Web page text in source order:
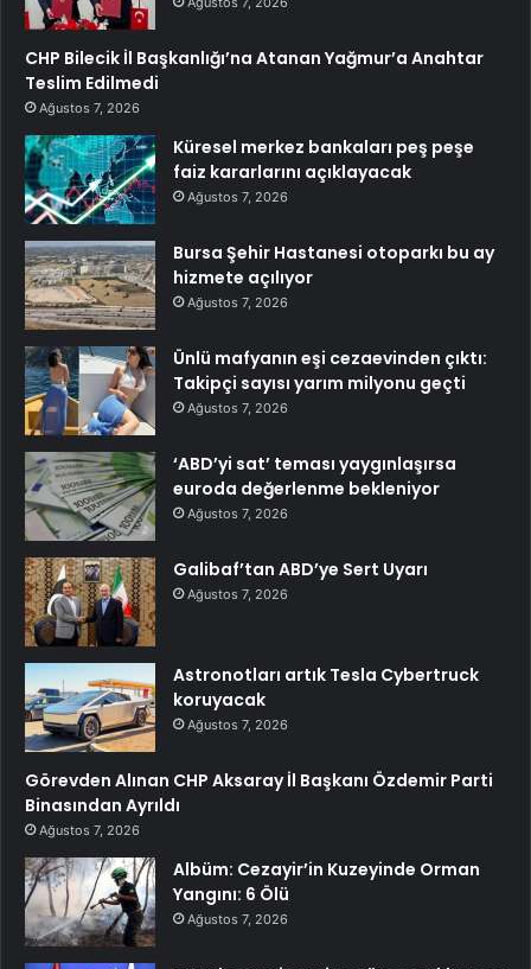
CHP Bilecik İl Başkanlığı’na Atanan Yağmur’a Anahtar
Teslim Edilmedi
Ağustos 7, 2026
Küresel merkez bankaları peş peşe
faiz kararlarını açıklayacak
Ağustos 7, 2026
Bursa Şehir Hastanesi otoparkı bu ay
hizmete açılıyor
Ağustos 7, 2026
Ünlü mafyanın eşi cezaevinden çıktı:
Takipçi sayısı yarım milyonu geçti
Ağustos 7, 2026
‘ABD’yi sat’ teması yaygınlaşırsa
euroda değerlenme bekleniyor
Ağustos 7, 2026
Galibaf’tan ABD’ye Sert Uyarı
Ağustos 7, 2026
Astronotları artık Tesla Cybertruck
koruyacak
Ağustos 7, 2026
Görevden Alınan CHP Aksaray İl Başkanı Özdemir Parti
Binasından Ayrıldı
Ağustos 7, 2026
Albüm: Cezayir’in Kuzeyinde Orman
Yangını: 6 Ölü
Ağustos 7, 2026